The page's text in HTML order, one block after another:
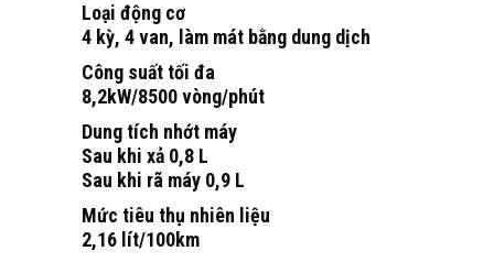
Loại động cơ
4 kỳ, 4 van, làm mát bằng dung dịch
Công suất tối đa
8,2kW/8500 vòng/phút
Dung tích nhớt máy
Sau khi xả 0,8 L
Sau khi rã máy 0,9 L
Mức tiêu thụ nhiên liệu
2,16 lít/100km